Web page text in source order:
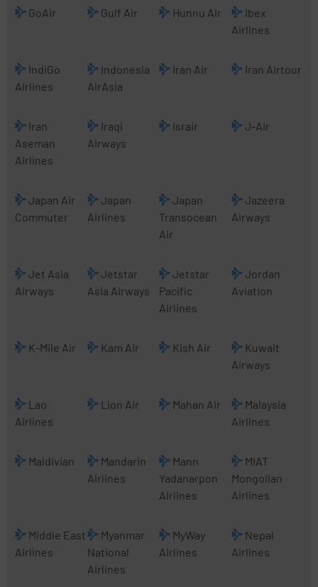
GoAir Gulf Air Hunnu Air
Ibex
Airlines
IndiGo
Airlines
Indonesia
AirAsia
Iran Air Iran Airtour
Iran
Aseman
Airlines
Iraqi
Airways
Israir J-Air
Japan Air
Commuter
Japan
Airlines
Japan
Transocean
Air
Jazeera
Airways
Jet Asia
Airways
Jetstar
Asia Airways
Jetstar
Pacific
Airlines
Jordan
Aviation
K-Mile Air Kam Air Kish Air
Kuwait
Airways
Lao
Airlines
Lion Air Mahan Air
Malaysia
Airlines
Maldivian
Mandarin
Airlines
Mann
Yadanarpon
Airlines
MIAT
Mongolian
Airlines
Middle East
Airlines
Myanmar
National
Airlines
MyWay
Airlines
Nepal
Airlines